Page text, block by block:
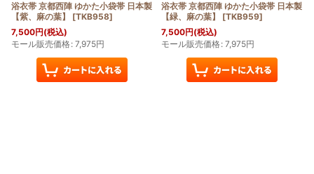
浴衣帯 京都西陣 ゆかた小袋帯 日本製
【紫、麻の葉】
[TKB958]
7,500円(税込)
モール販売価格: 7,975円
浴衣帯 京都西陣 ゆかた小袋帯 日本製
【緑、麻の葉】
[TKB959]
7,500円(税込)
モール販売価格: 7,975円